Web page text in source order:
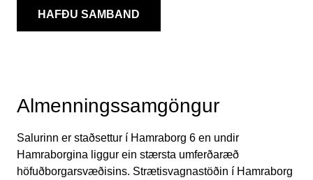
HAFÐU SAMBAND
Almenningssamgöngur
Salurinn er staðsettur í Hamraborg 6 en undir
Hamraborgina liggur ein stærsta umferðaræð
höfuðborgarsvæðisins. Strætisvagnastöðin í Hamraborg